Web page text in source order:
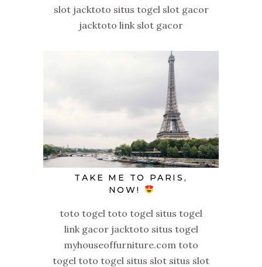
slot jacktoto situs togel slot gacor
jacktoto link slot gacor
TAKE ME TO PARIS,
NOW!
toto togel toto togel situs togel
link gacor jacktoto situs togel
myhouseoffurniture.com toto
togel toto togel situs slot situs slot